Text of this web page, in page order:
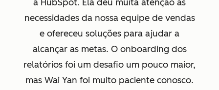
a HubSpot. Ela deu muita atenção às
necessidades da nossa equipe de vendas
e ofereceu soluções para ajudar a
alcançar as metas. O onboarding dos
relatórios foi um desafio um pouco maior,
mas Wai Yan foi muito paciente conosco.